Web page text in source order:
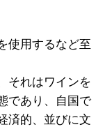
使用するなど至
それはワインを
であり、自国で
済的、並びに文